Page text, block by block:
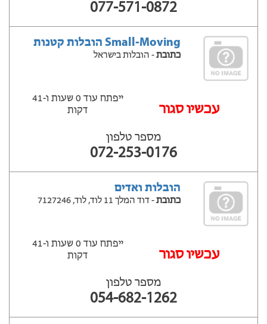
077-571-0872
Small-Moving הובלות קטנות
כתובת- הובלות בישראל
‫עכשיו סגור
ייפתח עוד 0 שעות ‫ו-41
דקות
מספר טלפון
072-253-0176
הובלות ואדים
כתובת- דוד המלך 11 לוד, לוד, 7127246
‫עכשיו סגור
ייפתח עוד 0 שעות ‫ו-41
דקות
מספר טלפון
054-682-1262